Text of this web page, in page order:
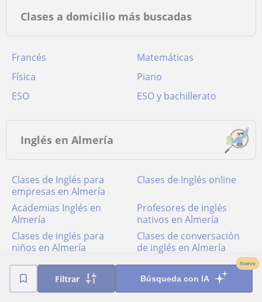
Filtrar Búsqueda con IA
Nuevo
Clases a domicilio más buscadas
Francés
Matemáticas
Física
Piano
ESO
ESO y bachillerato
Inglés en Almería
Clases de Inglés para
empresas en Almería
Clases de Inglés online
academias Inglés en
Almería
Profesores de inglés
nativos en Almería
Clases de inglés para
niños en Almería
Clases de conversación
de inglés en Almería
Principales localidades